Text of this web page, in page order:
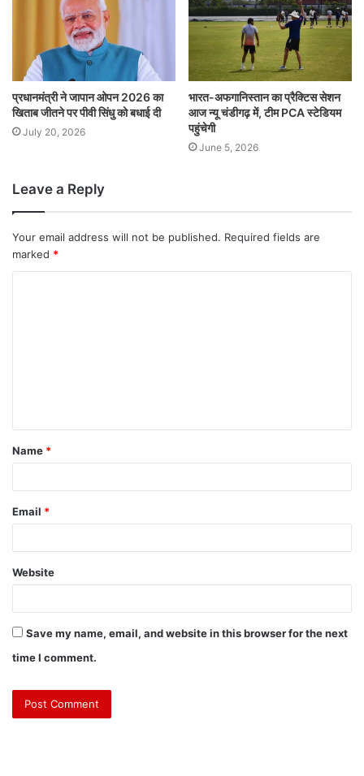
प्रधानमंत्री ने जापान ओपन 2026 का
खिताब जीतने पर पीवी सिंधु को बधाई दी
July 20, 2026
भारत-अफगानिस्तान का प्रैक्टिस सेशन
आज न्यू चंडीगढ़ में, टीम PCA स्टेडियम
पहुंचेगी
June 5, 2026
Leave a Reply
Your email address will not be published. Required fields are
marked *
Name *
Email *
Website
Save my name, email, and website in this browser for the next
time I comment.